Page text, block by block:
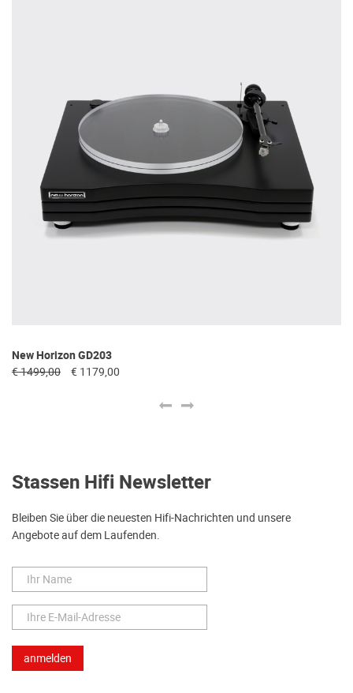
New Horizon GD203
€ 1499,00 € 1179,00
Stassen Hifi Newsletter
Bleiben Sie über die neuesten Hifi-Nachrichten und unsere
Angebote auf dem Laufenden.